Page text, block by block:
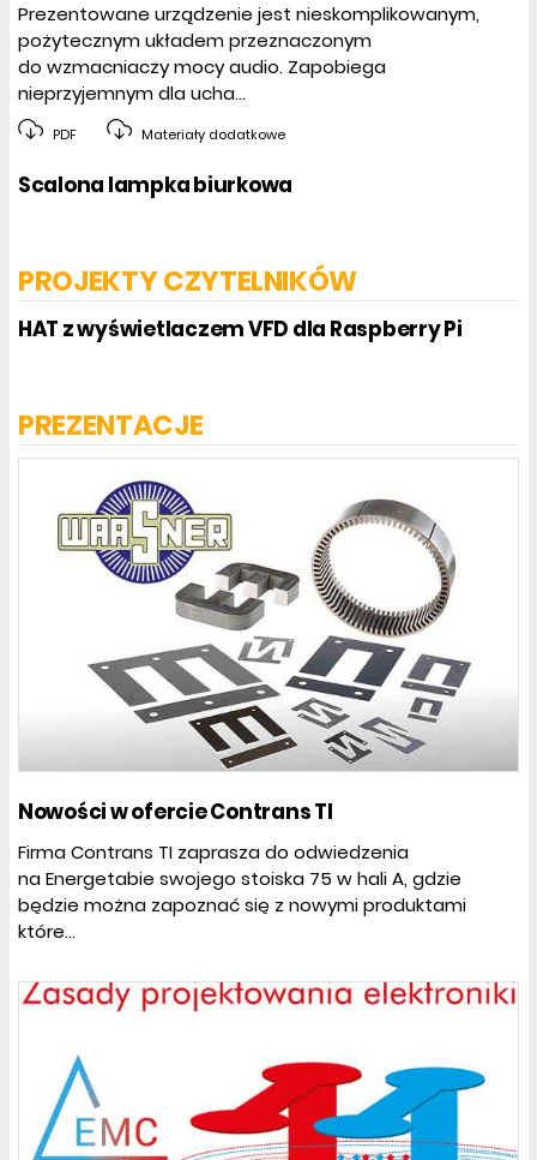
Prezentowane urządzenie jest nieskomplikowanym,
pożytecznym układem przeznaczonym
do wzmacniaczy mocy audio. Zapobiega
nieprzyjemnym dla ucha...
PDF Materiały dodatkowe
Scalona lampka biurkowa
PROJEKTY CZYTELNIKÓW
HAT z wyświetlaczem VFD dla Raspberry Pi
PREZENTACJE
Nowości w ofercie Contrans TI
Firma Contrans TI zaprasza do odwiedzenia
na Energetabie swojego stoiska 75 w hali A, gdzie
będzie można zapoznać się z nowymi produktami
które...